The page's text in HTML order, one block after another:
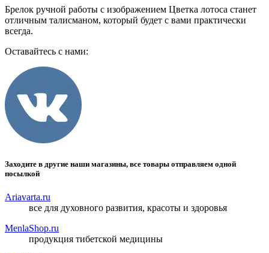
Брелок ручной работы с изображением Цветка лотоса станет
отличным талисманом, который будет с вами практически
всегда.
Оставайтесь с нами:
Заходите в другие наши магазины, все товары отправляем одной
посылкой
Ariavarta.ru
все для духовного развития, красоты и здоровья
MenlaShop.ru
продукция тибетской медицины